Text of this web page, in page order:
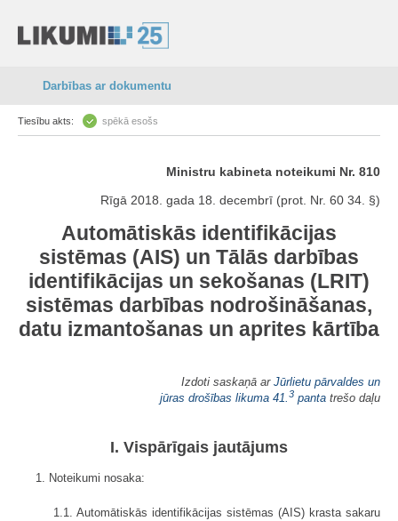
Darbības ar dokumentu
Tiesību akts: spēkā esošs
Ministru kabineta noteikumi Nr. 810
Rīgā 2018. gada 18. decembrī (prot. Nr. 60 34. §)
Automātiskās identifikācijas
sistēmas (AIS) un Tālās darbības
identifikācijas un sekošanas (LRIT)
sistēmas darbības nodrošināšanas,
datu izmantošanas un aprites kārtība
Izdoti saskaņā ar Jūrlietu pārvaldes un
jūras drošības likuma 41.3 panta trešo daļu
I. Vispārīgais jautājums
1. Noteikumi nosaka:
1.1. Automātiskās identifikācijas sistēmas (AIS) krasta sakaru